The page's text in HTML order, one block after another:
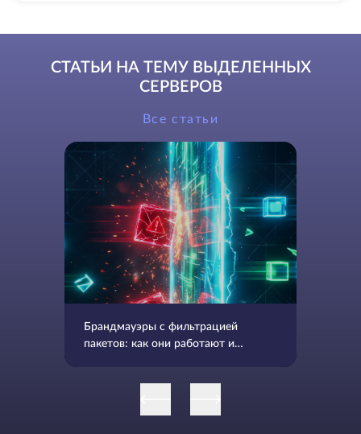
СТАТЬИ НА ТЕМУ ВЫДЕЛЕННЫХ
СЕРВЕРОВ
Все статьи
Брандмауэры с фильтрацией
пакетов: как они работают и